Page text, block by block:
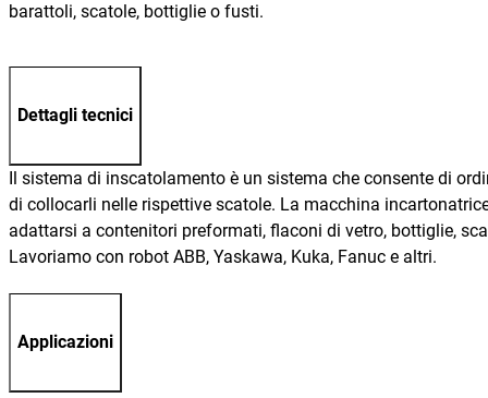
barattoli, scatole, bottiglie o fusti.
Dettagli tecnici
Il sistema di inscatolamento è un sistema che consente di
di collocarli nelle rispettive scatole. La macchina
adattarsi a contenitori preformati, flaconi di vetro, bottiglie,
Lavoriamo con robot ABB, Yaskawa, Kuka, Fanuc e altri.
Applicazioni